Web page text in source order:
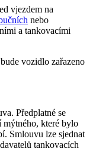
vjezdem na
nebo
a tankovacími
vozidlo zařazeno
Předplatné se
mýtného, které bylo
Smlouvu lze sjednat
tankovacích